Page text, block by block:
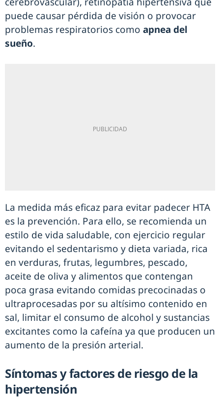
puede causar pérdida de visión o provocar
problemas respiratorios como apnea del
sueño.
La medida más eficaz para evitar padecer HTA
es la prevención. Para ello, se recomienda un
estilo de vida saludable, con ejercicio regular
evitando el sedentarismo y dieta variada, rica
en verduras, frutas, legumbres, pescado,
aceite de oliva y alimentos que contengan
poca grasa evitando comidas precocinadas o
ultraprocesadas por su altísimo contenido en
sal, limitar el consumo de alcohol y sustancias
excitantes como la cafeína ya que producen un
aumento de la presión arterial.
Síntomas y factores de riesgo de la
hipertensión